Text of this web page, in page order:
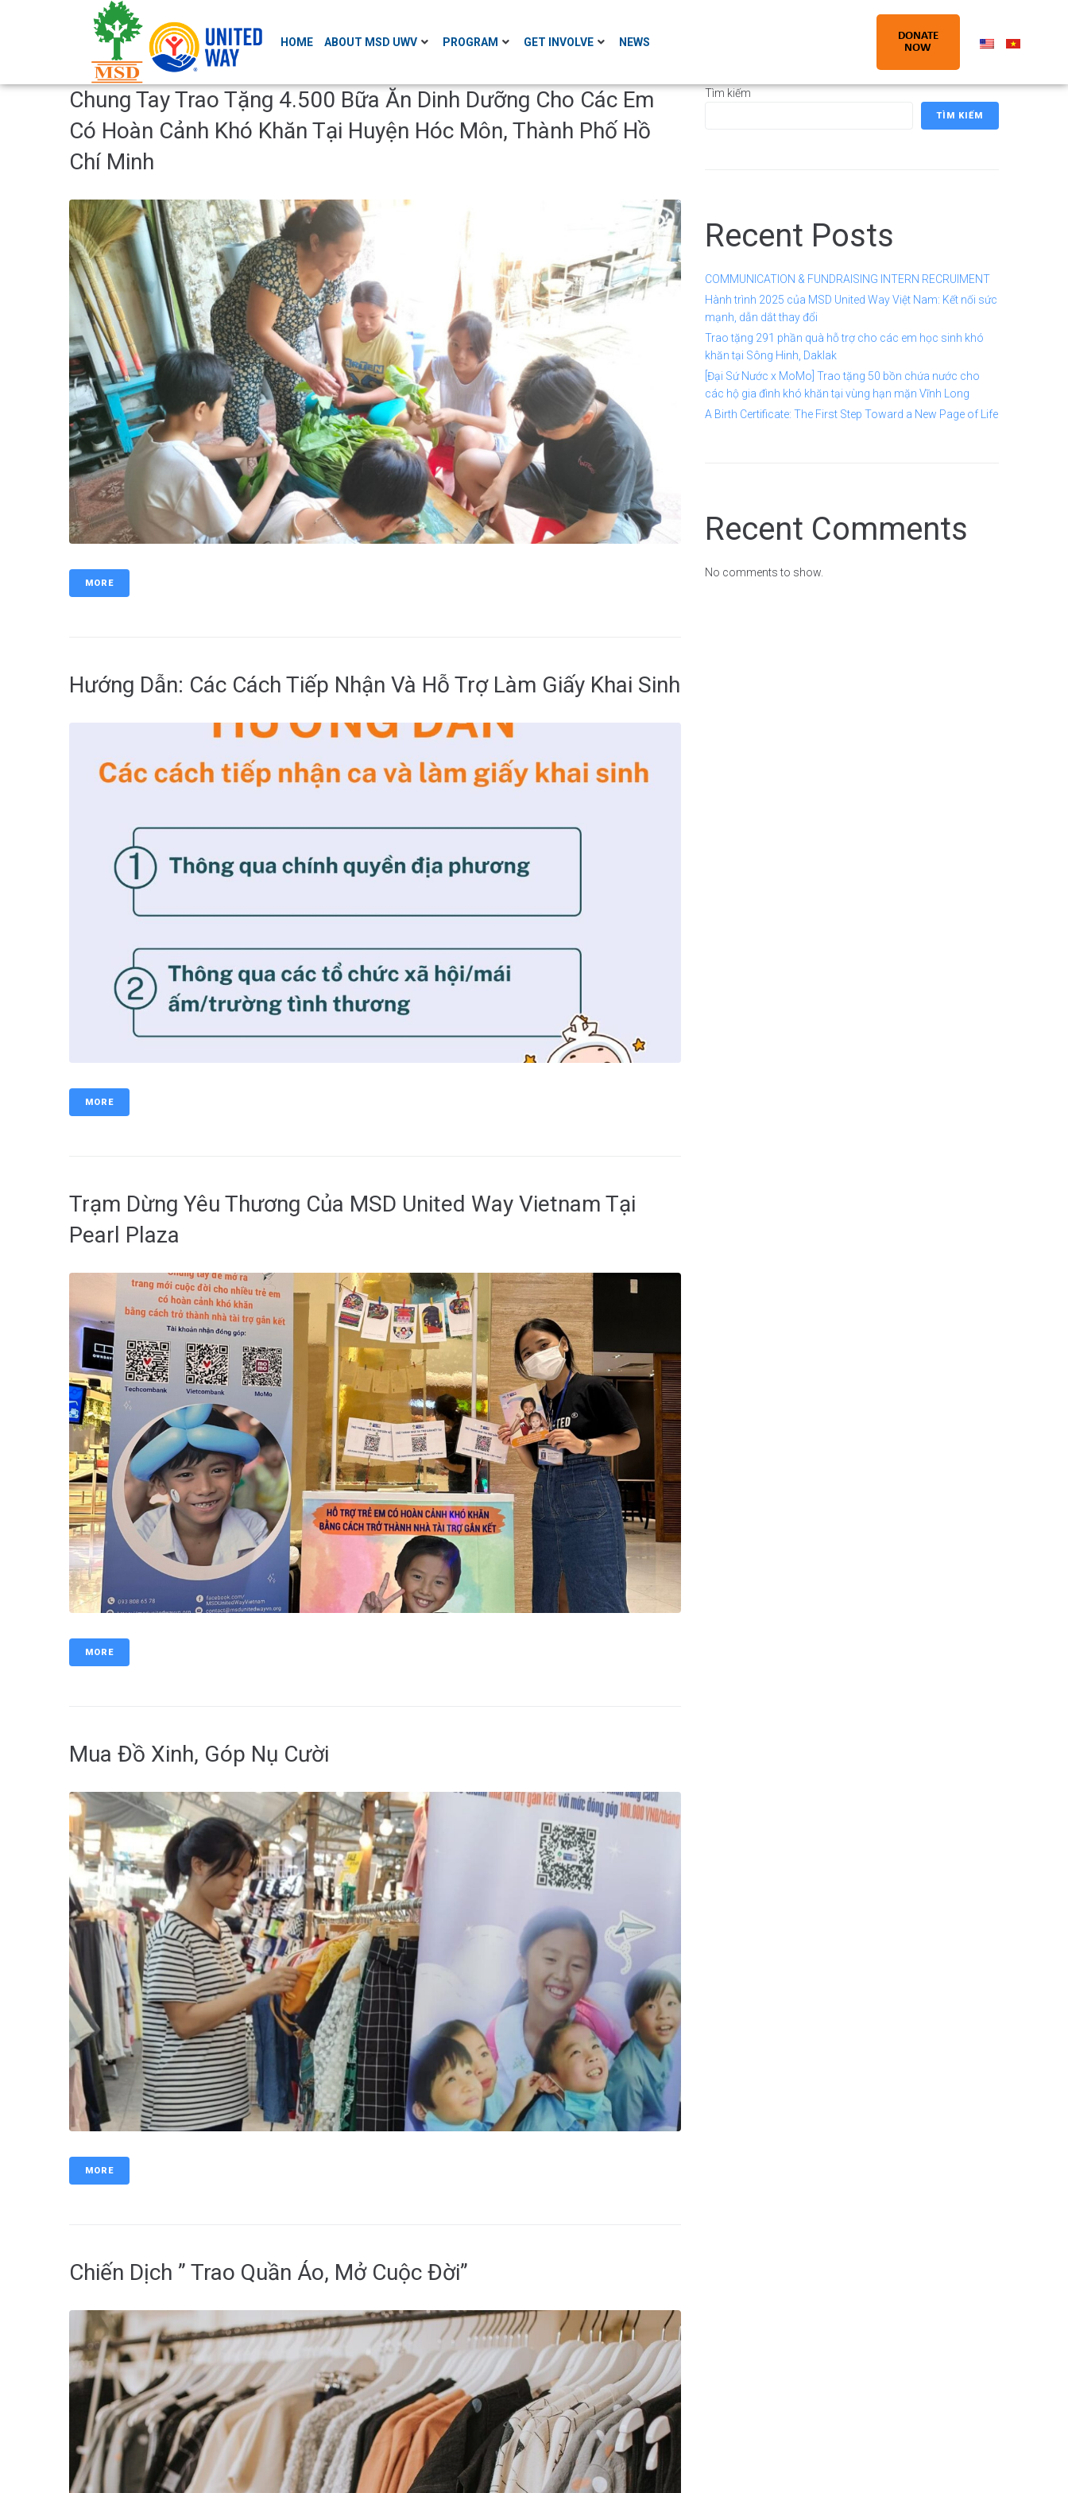
HOME ABOUT MSD UWV PROGRAM GET INVOLVE NEWS
DONATE
NOW
Chung Tay Trao Tặng 4.500 Bữa Ăn Dinh Dưỡng Cho Các Em
Có Hoàn Cảnh Khó Khăn Tại Huyện Hóc Môn, Thành Phố Hồ
Chí Minh
MORE
Hướng Dẫn: Các Cách Tiếp Nhận Và Hỗ Trợ Làm Giấy Khai Sinh
MORE
Trạm Dừng Yêu Thương Của MSD United Way Vietnam Tại
Pearl Plaza
MORE
Mua Đồ Xinh, Góp Nụ Cười
MORE
Chiến Dịch ” Trao Quần Áo, Mở Cuộc Đời”
Tìm kiếm
TÌM KIẾM
Recent Posts
COMMUNICATION & FUNDRAISING INTERN RECRUIMENT
Hành trình 2025 của MSD United Way Việt Nam: Kết nối sức
mạnh, dẫn dắt thay đổi
Trao tặng 291 phần quà hỗ trợ cho các em học sinh khó
khăn tại Sông Hinh, Daklak
[Đại Sứ Nước x MoMo] Trao tặng 50 bồn chứa nước cho
các hộ gia đình khó khăn tại vùng hạn mặn Vĩnh Long
A Birth Certificate: The First Step Toward a New Page of Life
Recent Comments
No comments to show.